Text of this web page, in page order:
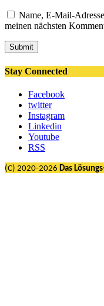
Name, E-Mail-
meinen nächsten
Submit
Stay Connected
Facebook
twitter
Instagram
Linkedin
Youtube
RSS
(C) 2020-2026 Das